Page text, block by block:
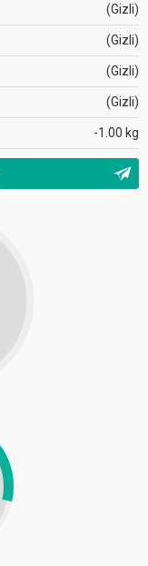
(Gizli)
(Gizli)
(Gizli)
(Gizli)
-1.00 kg